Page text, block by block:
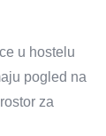
u hostelu
pogled na
za